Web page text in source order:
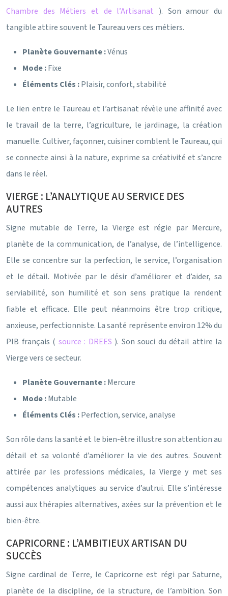
Chambre des Métiers et de l’Artisanat ). Son amour du
tangible attire souvent le Taureau vers ces métiers.
Planète Gouvernante :Vénus
Mode :Fixe
Éléments Clés :Plaisir, confort, stabilité
Le lien entre le Taureau et l’artisanat révèle une affinité avec
le travail de la terre, l’agriculture, le jardinage, la création
manuelle. Cultiver, façonner, cuisiner comblent le Taureau, qui
se connecte ainsi à la nature, exprime sa créativité et s’ancre
dans le réel.
VIERGE : L’ANALYTIQUE AU SERVICE DES
AUTRES
Signe mutable de Terre, la Vierge est régie par Mercure,
planète de la communication, de l’analyse, de l’intelligence.
Elle se concentre sur la perfection, le service, l’organisation
et le détail. Motivée par le désir d’améliorer et d’aider, sa
serviabilité, son humilité et son sens pratique la rendent
fiable et efficace. Elle peut néanmoins être trop critique,
anxieuse, perfectionniste. La santé représente environ 12% du
PIB français ( source : DREES ). Son souci du détail attire la
Vierge vers ce secteur.
Planète Gouvernante :Mercure
Mode :Mutable
Éléments Clés :Perfection, service, analyse
Son rôle dans la santé et le bien-être illustre son attention au
détail et sa volonté d’améliorer la vie des autres. Souvent
attirée par les professions médicales, la Vierge y met ses
compétences analytiques au service d’autrui. Elle s’intéresse
aussi aux thérapies alternatives, axées sur la prévention et le
bien-être.
CAPRICORNE : L’AMBITIEUX ARTISAN DU
SUCCÈS
Signe cardinal de Terre, le Capricorne est régi par Saturne,
planète de la discipline, de la structure, de l’ambition. Son